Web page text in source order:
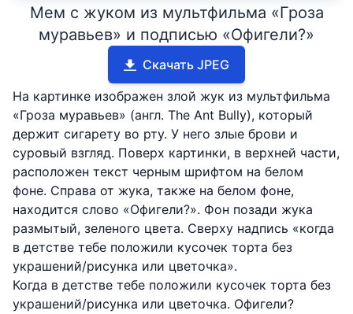
Мем с жуком из мультфильма «Гроза
муравьев» и подписью «Офигели?»
Скачать JPEG
На картинке изображен злой жук из мультфильма
«Гроза муравьев» (англ. The Ant Bully), который
держит сигарету во рту. У него злые брови и
суровый взгляд. Поверх картинки, в верхней части,
расположен текст черным шрифтом на белом
фоне. Справа от жука, также на белом фоне,
находится слово «Офигели?». Фон позади жука
размытый, зеленого цвета. Сверху надпись «когда
в детстве тебе положили кусочек торта без
украшений/рисунка или цветочка».
Когда в детстве тебе положили кусочек торта без
украшений/рисунка или цветочка. Офигели?